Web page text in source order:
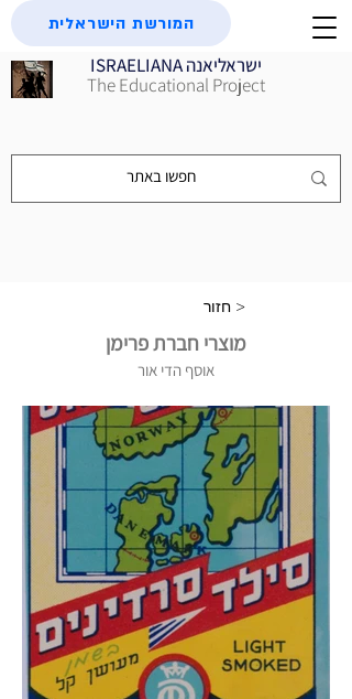
ISRAELIANA ישראליאנה
The Educational Project
המורשת הישראלית
חזור >
מוצרי חברת פרימן
אוסף הדי אור